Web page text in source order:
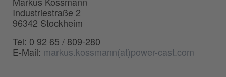
Industriestraße 2
96342 Stockheim
Tel: 0 92 65 / 809-280
E-Mail: markus.kossmann(at)power-cast.com